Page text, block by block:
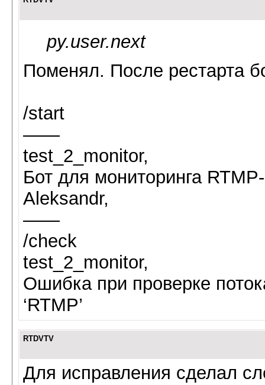
py.user.next
Поменял. После рестарта
/start
——
test_2_monitor,
Бот для мониторинга
Aleksandr,
——
/check
test_2_monitor,
Ошибка при проверке
‘RTMP’
RTDVTV
Для исправления сделал